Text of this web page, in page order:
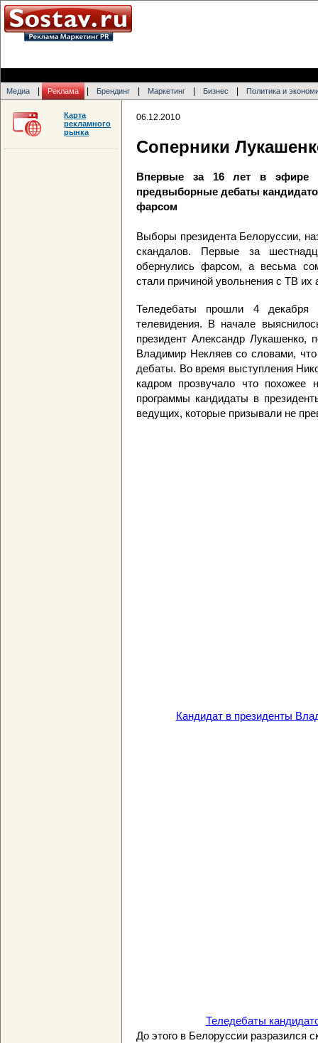
Медиа Реклама Брендинг Маркетинг Бизнес Политика и
06.12.2010
Соперники
Впервые за 16 лет в эфире
предвыборные дебаты
фарсом
Выборы президента Белоруссии,
скандалов. Первые за
обернулись фарсом, а весьма
стали причиной увольнения с ТВ их
Теледебаты прошли 4 декабря
телевидения. В начале
президент Александр Лукашенко,
Владимир Некляев со словами,
дебаты. Во время выступления
кадром прозвучало что
программы кандидаты в
ведущих, которые призывали не
Кандидат в президенты
Теледебаты
До этого в Белоруссии разразился
Карта
рекламного
рынка